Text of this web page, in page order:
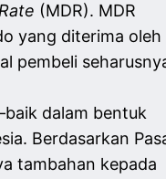
(MDR). MDR
yang diterima oleh
pembeli
dalam bentuk
Berdasarkan
tambahan kepada